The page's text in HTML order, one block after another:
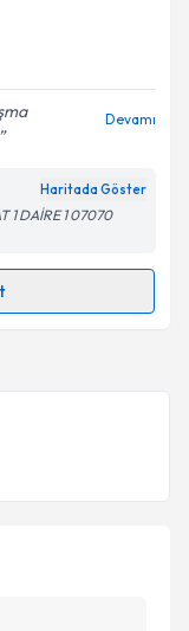
Devamı
Haritada Göster
1 DAİRE 1 07070
belirtilen